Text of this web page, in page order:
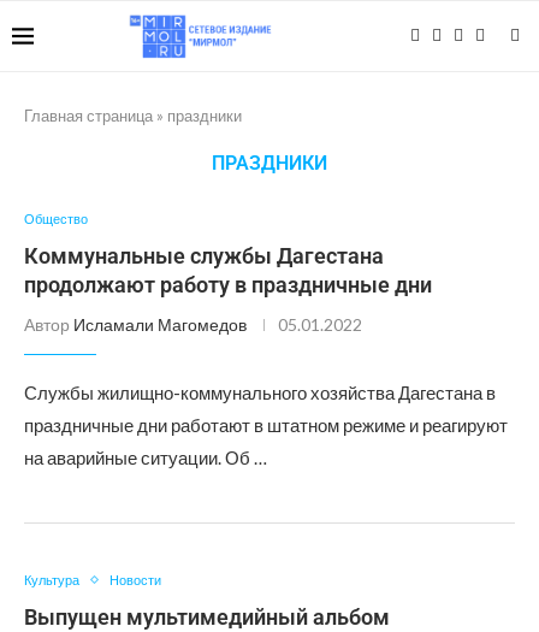
Главная страница » праздники
ПРАЗДНИКИ
Общество
Коммунальные службы Дагестана
продолжают работу в праздничные дни
Автор Исламали Магомедов 05.01.2022
Службы жилищно-коммунального хозяйства Дагестана в
праздничные дни работают в штатном режиме и реагируют
на аварийные ситуации. Об …
Культура Новости
Выпущен мультимедийный альбом